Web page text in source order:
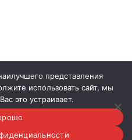
2026
представления
использовать сайт, мы
это устраивает.